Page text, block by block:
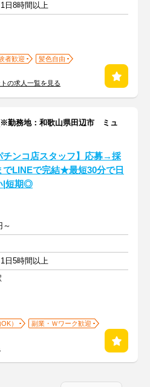
日8時間以上
者歓迎
髪色自由
の求人一覧を見る
勤務地：和歌山県田辺市 ミュ
チンコ店スタッフ】応募→採
でLINEで完結★最短30分で日
|短期◎
～
日5時間以上
）
副業・Ｗワーク歓迎